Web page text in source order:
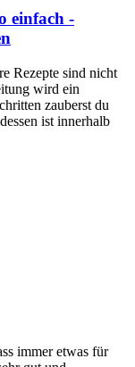
einfach -
Rezepte sind nicht
wird ein
zauberst du
ist innerhalb
immer etwas für